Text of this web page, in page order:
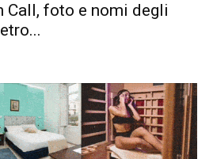
Call, foto e nomi degli